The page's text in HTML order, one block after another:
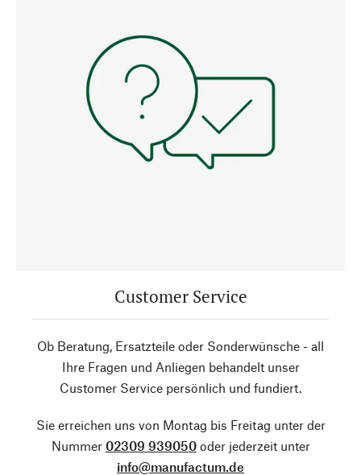
Customer Service
Ob Beratung, Ersatzteile oder Sonderwünsche - all
Ihre Fragen und Anliegen behandelt unser
Customer Service persönlich und fundiert.
Sie erreichen uns von Montag bis Freitag unter der
Nummer 02309 939050oder jederzeit unter
info@manufactum.de